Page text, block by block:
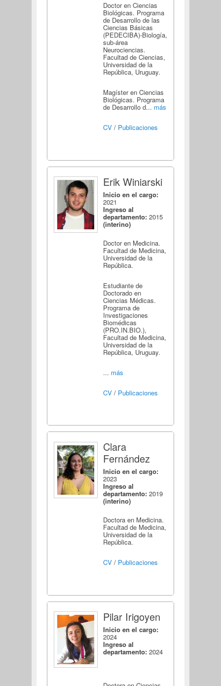
Doctor en Ciencias
Biológicas. Programa
de Desarrollo de las
Ciencias Básicas
(PEDECIBA)-Biología,
sub-área
Neurociencias.
Facultad de Ciencias,
Universidad de la
República, Uruguay.
Magíster en Ciencias
Biológicas. Programa
de Desarrollo d... más
CV/ Publicaciones
Erik Winiarski
Inicio en el cargo:
2021
Ingreso al
departamento: 2015
(interino)
Doctor en Medicina.
Facultad de Medicina,
Universidad de la
República.
Estudiante de
Doctorado en
Ciencias Médicas.
Programa de
Investigaciones
Biomédicas
(PRO.IN.BIO.),
Facultad de Medicina,
Universidad de la
República, Uruguay.
... más
CV/ Publicaciones
Clara
Fernández
Inicio en el cargo:
2023
Ingreso al
departamento: 2019
(interino)
Doctora en Medicina.
Facultad de Medicina,
Universidad de la
República.
CV/ Publicaciones
Pilar Irigoyen
Inicio en el cargo:
2024
Ingreso al
departamento: 2024